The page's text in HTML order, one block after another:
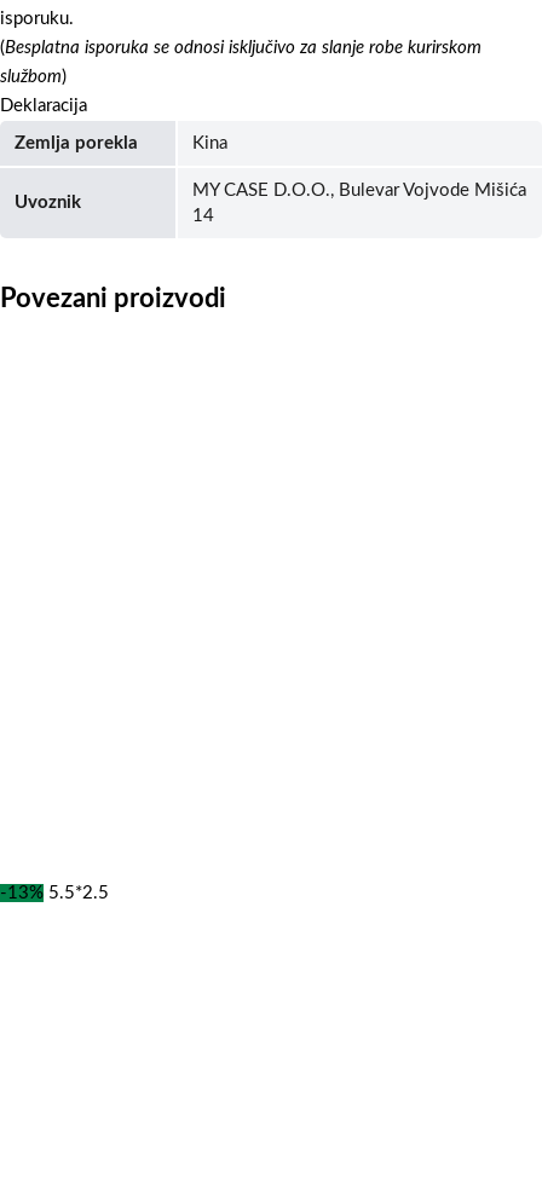
isporuku.
(Besplatna isporuka se odnosi isključivo za slanje robe kurirskom
službom)
Deklaracija
Zemlja porekla Kina
Uvoznik
MY CASE D.O.O., Bulevar Vojvode Mišića
14
Povezani proizvodi
-13% 5.5*2.5